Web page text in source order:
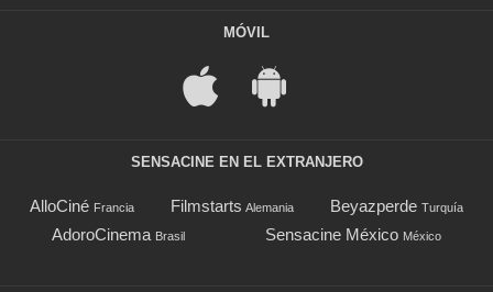
MÓVIL
SENSACINE EN EL EXTRANJERO
AlloCiné Francia Filmstarts Alemania Beyazperde Turquía
AdoroCinema Brasil Sensacine México México